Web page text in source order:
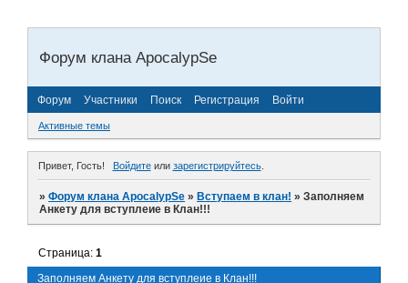
Форум клана ApocalypSe
Форум Участники Поиск Регистрация Войти
Активные темы
Привет, Гость! Войдитеили зарегистрируйтесь.
»Форум клана ApocalypSe »Вступаем в клан! »Заполняем
Анкету для вступлеие в Клан!!!
Заполняем Анкету для вступлеие в Клан!!!
Страница:1